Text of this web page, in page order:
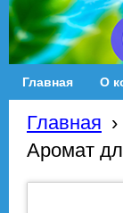
Главная О
Главная ›
Аромат